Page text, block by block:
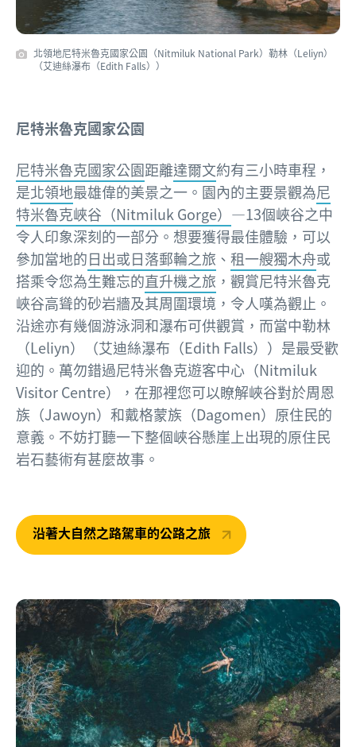
北領地尼特米魯克國家公園（Nitmiluk National Park）勒林（Leliyn）
（艾迪絲瀑布（Edith Falls））
尼特米魯克國家公園
尼特米魯克國家公園距離達爾文約有三小時車程，
是北領地最雄偉的美景之一。園內的主要景觀為尼
特米魯克峽谷（Nitmiluk Gorge） —13個峽谷之中
令人印象深刻的一部分。想要獲得最佳體驗，可以
參加當地的日出或日落郵輪之旅 、 租一艘獨木舟或
搭乘令您為生難忘的直升機之旅 ，觀賞尼特米魯克
峽谷高聳的砂岩牆及其周圍環境，令人嘆為觀止。
沿途亦有幾個游泳洞和瀑布可供觀賞，而當中勒林
（Leliyn）（艾迪絲瀑布（Edith Falls））是最受歡
迎的。萬勿錯過尼特米魯克遊客中心（Nitmiluk
Visitor Centre），在那裡您可以瞭解峽谷對於周恩
族（Jawoyn）和戴格蒙族（Dagomen）原住民的
意義。不妨打聽一下整個峽谷懸崖上出現的原住民
岩石藝術有甚麼故事。
沿著大自然之路駕車的公路之旅